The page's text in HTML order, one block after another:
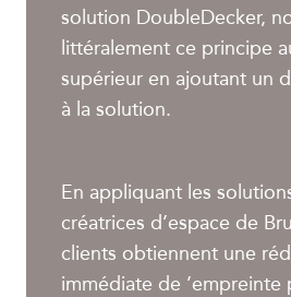
solution DoubleDecker,
littéralement ce principe
supérieur en ajoutant un
à la solution.
En appliquant les
créatrices d’espace de
clients obtiennent une
immédiate de ’empreinte